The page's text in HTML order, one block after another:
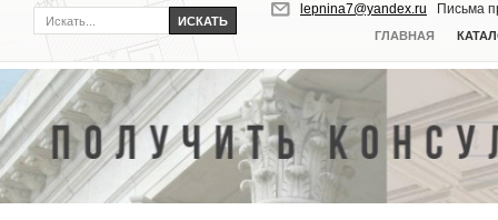
ГЛАВНАЯ
lepnina7@yandex.ru Письма